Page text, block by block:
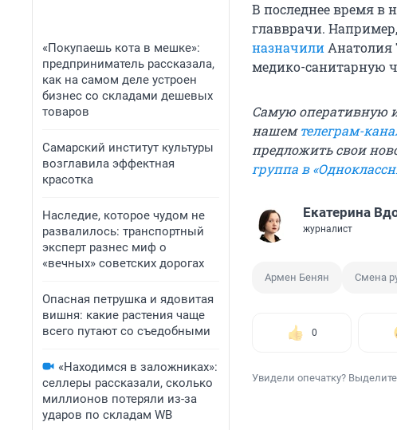
«Покупаешь кота в мешке»:
предприниматель рассказала,
как на самом деле устроен
бизнес со складами дешевых
товаров
Самарский институт культуры
возглавила эффектная
красотка
Наследие, которое чудом не
развалилось: транспортный
эксперт разнес миф о
«вечных» советских дорогах
Опасная петрушка и ядовитая
вишня: какие растения чаще
всего путают со съедобными
«Находимся в заложниках»:
селлеры рассказали, сколько
миллионов потеряли из-за
ударов по складам WB
В последнее время в
главврачи.
назначили Анатолия
медико-санитарную
Самую оперативную
нашемтелеграм-
предложить свои
группа в
Екатерина
журналист
Армен Бенян Смена
0
Увидели опечатку?